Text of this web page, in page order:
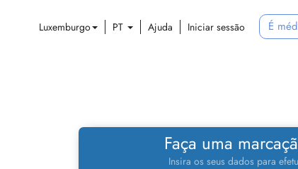
Luxemburgo PT Ajuda Iniciar sessão É
Faça uma
Insira os seus dados para